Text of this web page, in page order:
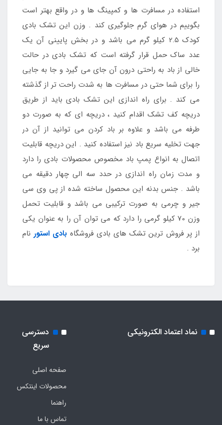
استفاده در مسافرت ها و کمپینگ ها و در واقع بهتر است
بگوییم در هوای گرم جلوگیری کند . وزن این تشک بادی
کودک 2.5 کیلو گرم می باشد و در بخش پایینی آن یک
عدد ساک حمل قرار گرفته است که تشک بادی در حالت
خالی از باد به راحتی درون آن جای می گیرد و جا به جایی
را برای شما حتی در مسافرت ها به شدت راحت تر از گذشته
می کند . برای راه اندازی این تشک بادی باید از طریق
دریچه کف تشک اقدام کنید ، دریچه ای که به صورت دو
طرفه می باشد و علاوه بر باد کردن می توانید از آن در
جهت تخلیه سریع باد نیز استفاده کنید . این دریچه قابلیت
اتصال به انواع پمپ باد مخصوص محصولات بادی را دارد
و مدت زمان راه اندازی در حدد سه الی چهار دقیقه می
باشد . جنس بدنه این محصول ساخته شده از پی وی سی
جیر و چرمی به صورت ترکیبی می باشد و قابلیت تحمل
وزن 70 کیلو گرمی را دارد که می توان آن را به عنوان یکی
از پر فروش ترین تشک های بادی فروشگاه بادی استور نام
برد .
نماد اعتماد الکترونیکی
دسترسی
سریع
صفحه اصلی
محصولات اینتکس
راهنما
تماس با ما